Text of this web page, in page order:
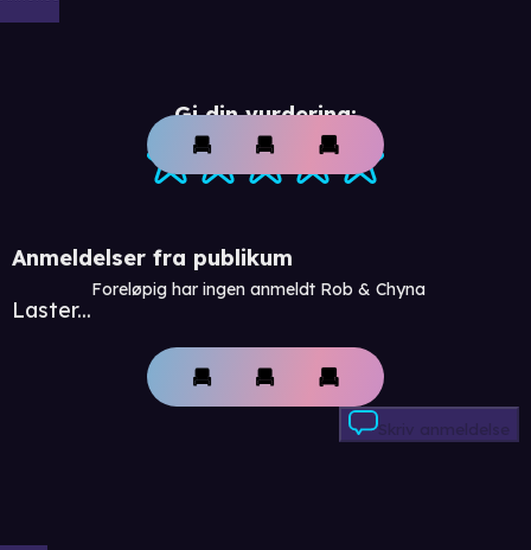
Gi din vurdering:
Anmeldelser fra publikum
Laster...
Foreløpig har ingen anmeldt Rob & Chyna
Skriv anmeldelse